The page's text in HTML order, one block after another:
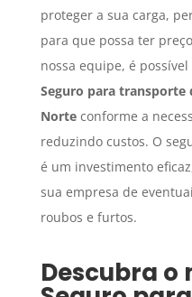
proteger a sua carga,
para que possa ter
nossa equipe, é
Seguro para transporte
Norteconforme a
reduzindo custos. O
é um investimento
sua empresa de
roubos e furtos.
Descubra o